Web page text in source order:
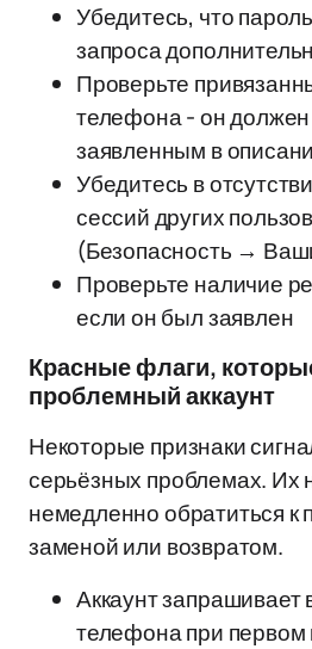
Убедитесь, что
запроса
Проверьте
телефона - он должен
заявленным в
Убедитесь в
сессий других
(Безопасность →
Проверьте наличие
если он был заявлен
Красные флаги,
проблемный аккаунт
Некоторые признаки
серьёзных проблемах. Их
немедленно обратиться к
заменой или возвратом.
Аккаунт
телефона при первом